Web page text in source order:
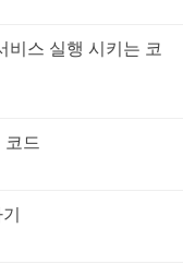
비스 실행 시키는 코
코드